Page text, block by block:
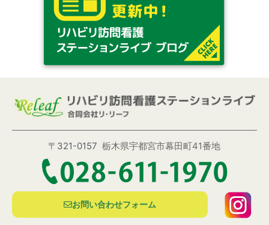
〒321-0157栃木県宇都宮市幕田町41番地
お問い合わせフォーム